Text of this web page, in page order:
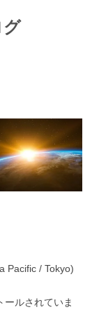
グ
Pacific / Tokyo)
ールされていま